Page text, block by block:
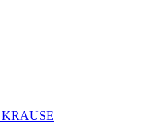
KRAUSE